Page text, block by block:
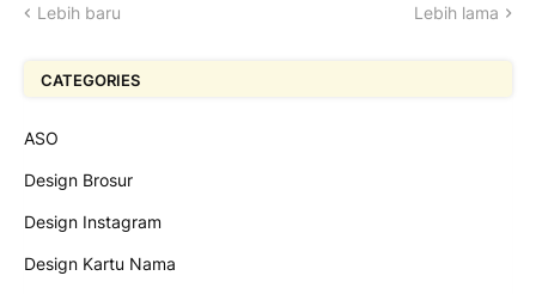
Lebih baru Lebih lama
CATEGORIES
ASO
Design Brosur
Design Instagram
Design Kartu Nama